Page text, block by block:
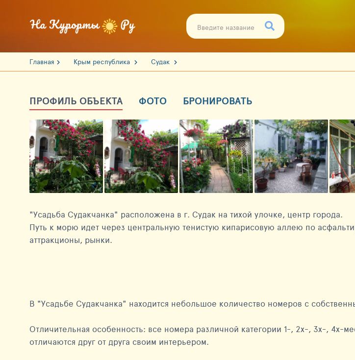
Главная Крым республика Судак
ПРОФИЛЬ ОБЪЕКТА ФОТО БРОНИРОВАТЬ
"Усадьба Судакчанка" расположена в г. Судак на тихой улочке, центр города.
Путь к морю идет через центральную тенистую кипарисовую аллею по
аттракционы, рынки.
В "Усадьбе Судакчанка" находится небольшое количество номеров с
Отличительная особенность: все номера различной категории 1-, 2х-, 3х-,
отличаются друг от друга своим интерьером.